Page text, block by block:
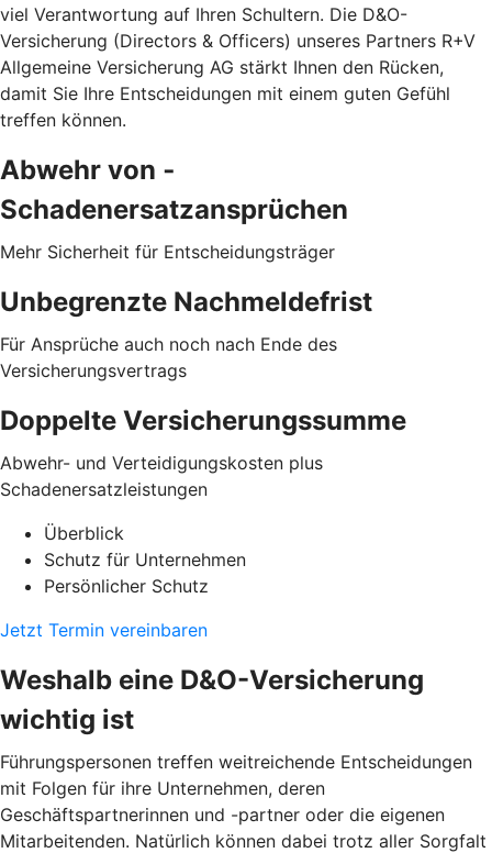
viel Verantwortung auf Ihren Schultern. Die D&O-
Versicherung (Directors & Officers) unseres Partners R+V
Allgemeine Versicherung AG stärkt Ihnen den Rücken,
damit Sie Ihre Entscheidungen mit einem guten Gefühl
treffen können.
Abwehr von ­
Schadenersatzansprüchen
Mehr Sicherheit für Entscheidungsträger
Unbegrenzte Nachmeldefrist
Für Ansprüche auch noch nach Ende des
Versicherungsvertrags
Doppelte Versicherungssumme
Abwehr- und Verteidigungskosten plus
Schadenersatzleistungen
Überblick
Schutz für Unternehmen
Persönlicher Schutz
Jetzt Termin vereinbaren
Weshalb eine D&O-Versicherung
wichtig ist
Führungspersonen treffen weitreichende Entscheidungen
mit Folgen für ihre Unternehmen, deren
Geschäftspartnerinnen und -partner oder die eigenen
Mitarbeitenden. Natürlich können dabei trotz aller Sorgfalt